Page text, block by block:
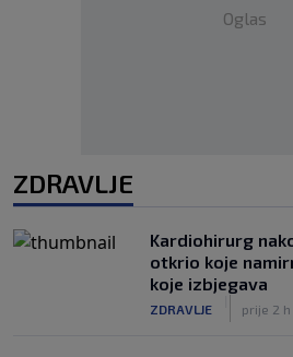
Oglas
ZDRAVLJE
Kardiohirurg
otkrio koje
koje izbjegava
ZDRAVLJE prije 2 h